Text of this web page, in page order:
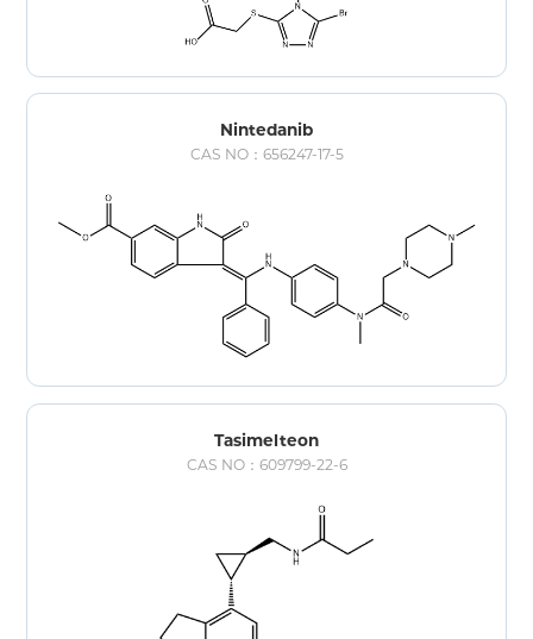
Nintedanib
CAS NO：656247-17-5
Tasimelteon
CAS NO：609799-22-6